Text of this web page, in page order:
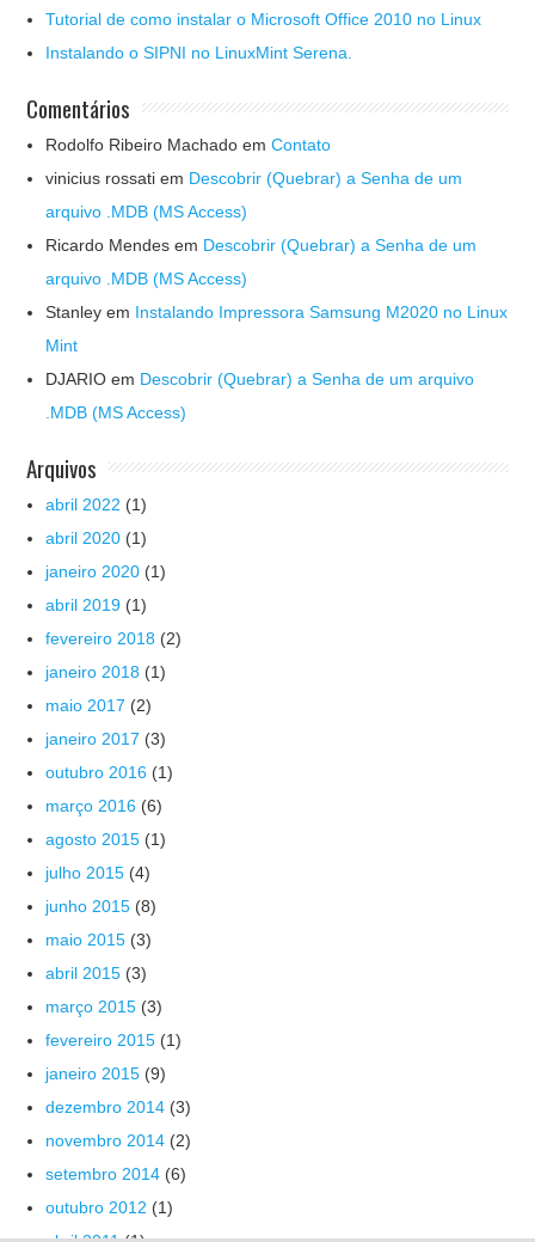
Tutorial de como instalar o Microsoft Office 2010 no Linux
Instalando o SIPNI no LinuxMint Serena.
Comentários
Rodolfo Ribeiro Machado emContato
vinicius rossati em Descobrir (Quebrar) a Senha de um
arquivo .MDB (MS Access)
Ricardo Mendes em Descobrir (Quebrar) a Senha de um
arquivo .MDB (MS Access)
Stanley em Instalando Impressora Samsung M2020 no Linux
Mint
DJARIO em Descobrir (Quebrar) a Senha de um arquivo
.MDB (MS Access)
Arquivos
abril 2022 (1)
abril 2020 (1)
janeiro 2020 (1)
abril 2019 (1)
fevereiro 2018 (2)
janeiro 2018 (1)
maio 2017 (2)
janeiro 2017 (3)
outubro 2016 (1)
março 2016 (6)
agosto 2015 (1)
julho 2015 (4)
junho 2015 (8)
maio 2015 (3)
abril 2015 (3)
março 2015 (3)
fevereiro 2015 (1)
janeiro 2015 (9)
dezembro 2014 (3)
novembro 2014 (2)
setembro 2014 (6)
outubro 2012 (1)